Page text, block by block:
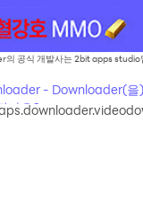
공식 개발사는 2bit apps studio
- Downloader(을
나요?